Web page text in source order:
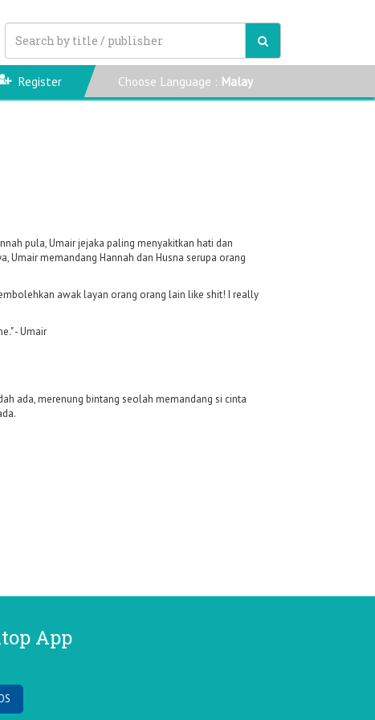
Register Choose Language : Malay
pula, Umair jejaka paling menyakitkan hati dan
Umair memandang Hannah dan Husna serupa orang
awak layan orang orang lain like shit! I really
- Umair
ada, merenung bintang seolah memandang si cinta
App